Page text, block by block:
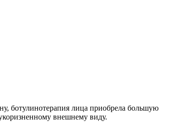
ботулинотерапия лица приобрела большую
внешнему виду.